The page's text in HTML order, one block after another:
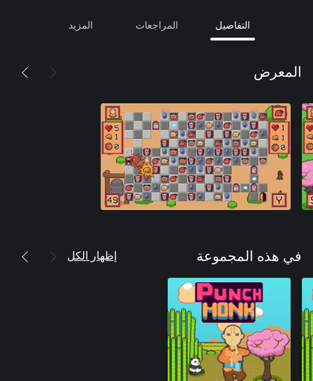
التفاصيل المراجعات المزيد
المعرض
في هذه المجموعة إظهار الكل